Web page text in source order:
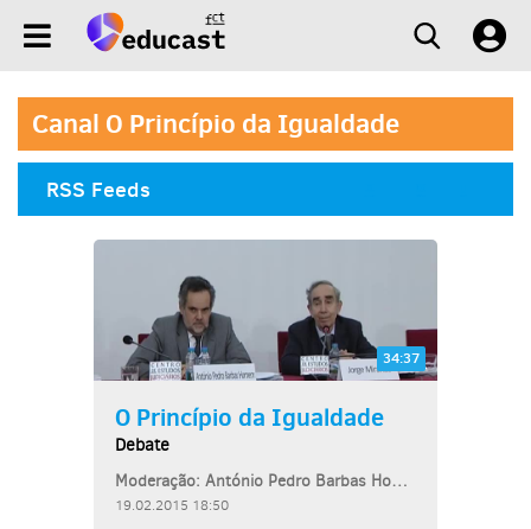
Canal O Princípio da Igualdade
RSS Feeds
34:37
O Princípio da Igualdade
Debate
Moderação: António Pedro Barbas Homem, Diretor do Centro de Estudos Judiciários
19.02.2015 18:50